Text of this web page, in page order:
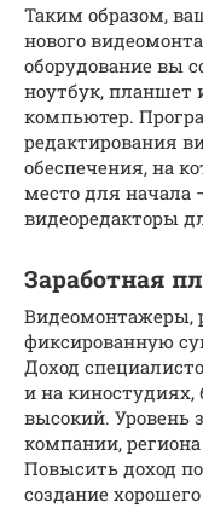
Таким образом,
нового
оборудование вы
ноутбук,
компьютер.
редактирования
обеспечения, на
место для
видеоредакторы
Заработная
Видеомонтажеры,
фиксированную
Доход
и на киностудиях,
высокий. Уровень
компании,
Повысить доход
создание